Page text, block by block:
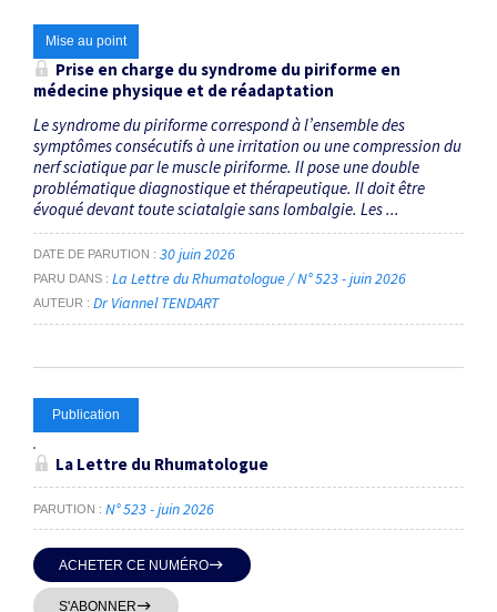
Mise au point
Prise en charge du syndrome du piriforme en
médecine physique et de réadaptation
Le syndrome du piriforme correspond à l’ensemble des
symptômes consécutifs à une irritation ou une compression du
nerf sciatique par le muscle piriforme. Il pose une double
problématique diagnostique et thérapeutique. Il doit être
évoqué devant toute sciatalgie sans lombalgie. Les ...
DATE DE PARUTION 30 juin 2026
PARU DANS La Lettre du Rhumatologue / N° 523 - juin 2026
AUTEUR Dr Viannel TENDART
Publication
La Lettre du Rhumatologue
PARUTION N° 523 - juin 2026
ACHETER CE NUMÉRO
S'ABONNER